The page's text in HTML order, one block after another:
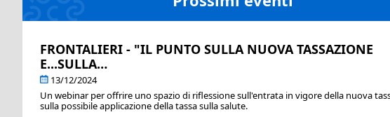
FRONTALIERI - "IL PUNTO SULLA NUOVA TASSAZIONE
E...SULLA…
13/12/2024
Un webinar per offrire uno spazio di riflessione sull'entrata in vigore della nuova
sulla possibile applicazione della tassa sulla salute.